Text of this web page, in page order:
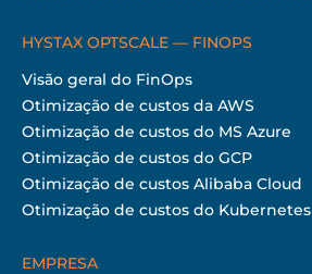
HYSTAX OPTSCALE — FINOPS
Visão geral do FinOps
Otimização de custos da AWS
Otimização de custos do MS Azure
Otimização de custos do GCP
Otimização de custos Alibaba Cloud
Otimização de custos do Kubernetes
EMPRESA